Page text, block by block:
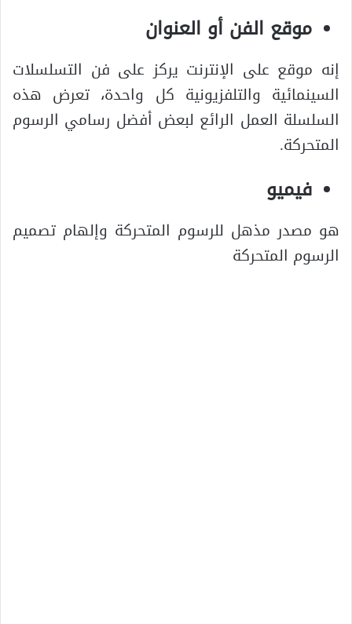
موقع الفن أو العنوان
إنه موقع على الإنترنت يركز على فن التسلسلات
السينمائية والتلفزيونية كل واحدة، تعرض هذه
السلسلة العمل الرائع لبعض أفضل رسامي الرسوم
المتحركة.
فيميو
هو مصدر مذهل للرسوم المتحركة وإلهام تصميم
الرسوم المتحركة